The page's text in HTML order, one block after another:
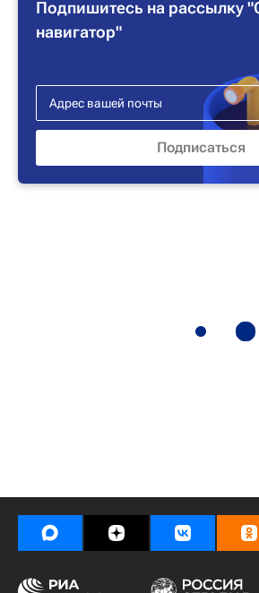
Подпишитесь на рассылку
навигатор"